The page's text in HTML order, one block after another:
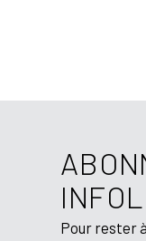
Pour rester